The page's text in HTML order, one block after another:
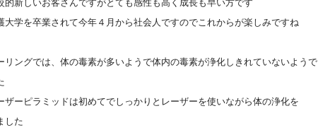
的新しいお客さんですがとても感性も高く成長も早い方です
大学を卒業されて今年４月から社会人ですのでこれからが楽しみですね
リングでは、体の毒素が多いようで体内の毒素が浄化しきれていないようで
ザーピラミッドは初めてでしっかりとレーザーを使いながら体の浄化を
した